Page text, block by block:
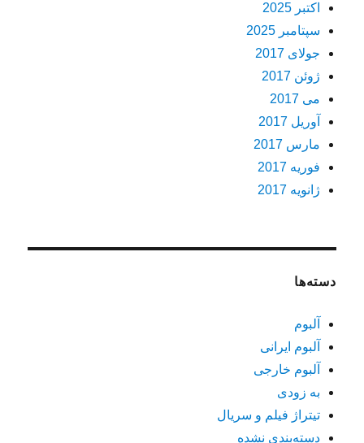
اکتبر 2025
سپتامبر 2025
جولای 2017
ژوئن 2017
می 2017
آوریل 2017
مارس 2017
فوریه 2017
ژانویه 2017
دسته‌ها
آلبوم
آلبوم ایرانی
آلبوم خارجی
به زودی
تیتراژ فیلم و سریال
دسته‌بندی نشده